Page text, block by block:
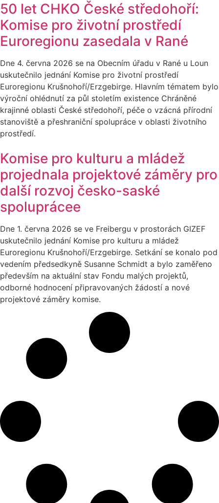
50 let CHKO České středohoří:
Komise pro životní prostředí
Euroregionu zasedala v Rané
Dne 4. června 2026 se na Obecním úřadu v Rané u Loun
uskutečnilo jednání Komise pro životní prostředí
Euroregionu Krušnohoří/Erzgebirge. Hlavním tématem bylo
výroční ohlédnutí za půl stoletím existence Chráněné
krajinné oblasti České středohoří, péče o vzácná přírodní
stanoviště a přeshraniční spolupráce v oblasti životního
prostředí.
Komise pro kulturu a mládež
projednala projektové záměry pro
další rozvoj česko-saské
spoluprácee
Dne 1. června 2026 se ve Freibergu v prostorách GIZEF
uskutečnilo jednání Komise pro kulturu a mládež
Euroregionu Krušnohoří/Erzgebirge. Setkání se konalo pod
vedením předsedkyně Susanne Schmidt a bylo zaměřeno
především na aktuální stav Fondu malých projektů,
odborné hodnocení připravovaných žádostí a nové
projektové záměry komise.